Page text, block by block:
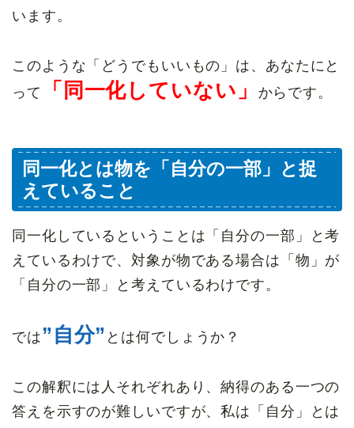
います。
このような「どうでもいいもの」は、あなたにと
って
「同一化していない」 からです。
同一化とは物を「自分の一部」と捉
えていること
同一化しているということは「自分の一部」と考
えているわけで、対象が物である場合は「物」が
「自分の一部」と考えているわけです。
では ”自分” とは何でしょうか？
この解釈には人それぞれあり、納得のある一つの
答えを示すのが難しいですが、私は「自分」とは